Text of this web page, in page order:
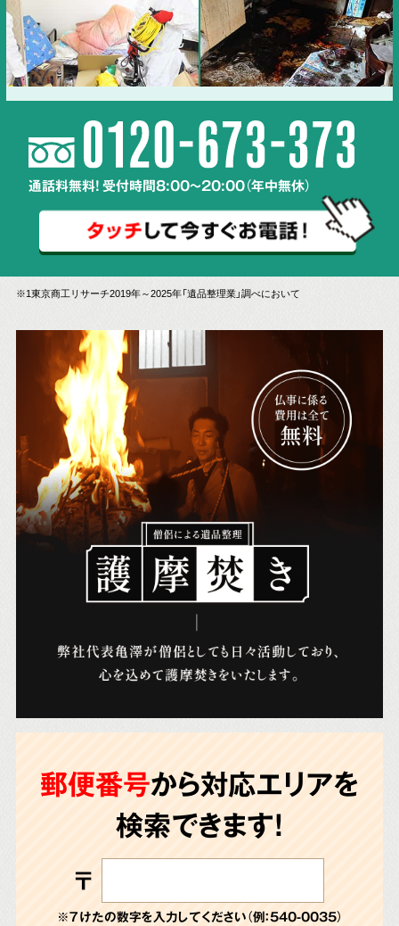
通話料無料! 受付時間8:00～20:00（年中無休）
※1東京商工リサーチ2019年～2025年「遺品整理業」調べにおいて
郵便番号から対応エリアを
検索できます!
〒
※７けたの数字を入力してください（例：540-0035）